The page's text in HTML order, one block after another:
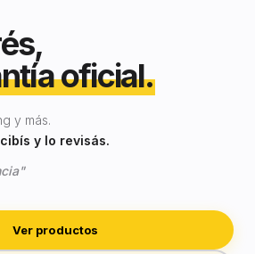
oficial.
y más.
y lo revisás.
Ver productos